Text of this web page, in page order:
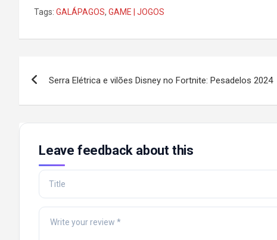
Tags: GALÁPAGOS, GAME | JOGOS
Serra Elétrica e vilões Disney no Fortnite: Pesadelos 2024
Leave feedback about this